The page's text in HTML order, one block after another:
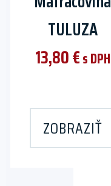
TULUZA
13,80€s DPH
ZOBRAZIŤ